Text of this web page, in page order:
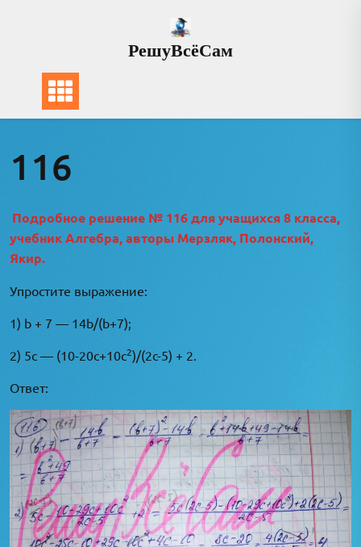
РешуВсёСам
116
Подробное решение № 116 для учащихся 8 класса,
учебник Алгебра, авторы Мерзляк, Полонский,
Якир.
Упростите выражение:
1) b + 7 — 14b/(b+7);
2) 5c — (10-20c+10c2)/(2c-5) + 2.
Ответ: